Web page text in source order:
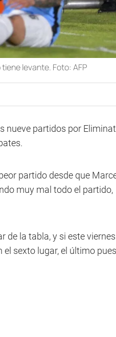
levante. Foto: AFP
nueve partidos por
partido desde que
muy mal todo el partido,
de la tabla, y si este viernes
el sexto lugar, el último